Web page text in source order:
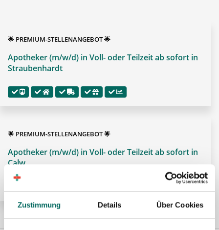
Zustimmung Details Über Cookies
🌟 PREMIUM-STELLENANGEBOT 🌟
Apotheker (m/w/d) in Voll- oder Teilzeit ab sofort in
Straubenhardt
🌟 PREMIUM-STELLENANGEBOT 🌟
Apotheker (m/w/d) in Voll- oder Teilzeit ab sofort in
Calw